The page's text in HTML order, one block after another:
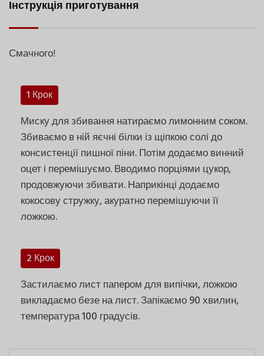
Інструкція приготування
Смачного!
1 Крок
Миску для збивання натираємо лимонним соком.
Збиваємо в ній яєчні білки із щіпкою солі до
консистенції пишної піни. Потім додаємо винний
оцет і перемішуємо. Вводимо порціями цукор,
продовжуючи збивати. Наприкінці додаємо
кокосову стружку, акуратно перемішуючи її
ложкою.
2 Крок
Застилаємо лист папером для випічки, ложкою
викладаємо безе на лист. Запікаємо 90 хвилин,
температура 100 градусів.